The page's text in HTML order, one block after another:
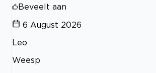
Beveelt aan
6 August 2026
Leo
Weesp